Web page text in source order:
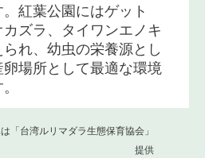
紅葉公園にはゲット
ズラ、タイワンエノキ
れ、幼虫の栄養源とし
場所として最適な環境
「台湾ルリマダラ生態保育協会」
提供